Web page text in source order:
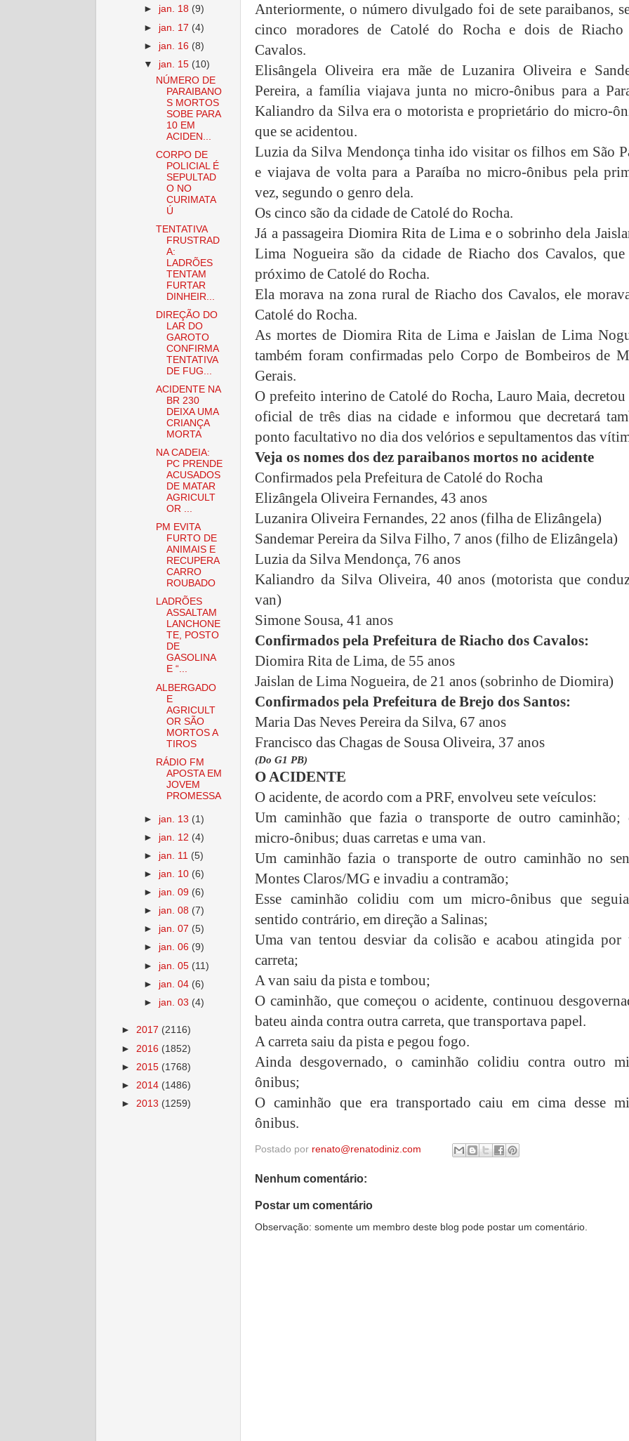
Anteriormente, o número divulgado foi de sete paraibanos,
cinco moradores de Catolé do Rocha e dois de Riacho
Cavalos.
Elisângela Oliveira era mãe de Luzanira Oliveira e
Pereira, a família viajava junta no micro-ônibus para a
Kaliandro da Silva era o motorista e proprietário do micro-
que se acidentou.
Luzia da Silva Mendonça tinha ido visitar os filhos em São
e viajava de volta para a Paraíba no micro-ônibus pela
vez, segundo o genro dela.
Os cinco são da cidade de Catolé do Rocha.
Já a passageira Diomira Rita de Lima e o sobrinho dela
Lima Nogueira são da cidade de Riacho dos Cavalos,
próximo de Catolé do Rocha.
Ela morava na zona rural de Riacho dos Cavalos, ele
Catolé do Rocha.
As mortes de Diomira Rita de Lima e Jaislan de Lima
também foram confirmadas pelo Corpo de Bombeiros de
Gerais.
O prefeito interino de Catolé do Rocha, Lauro Maia,
oficial de três dias na cidade e informou que decretará
ponto facultativo no dia dos velórios e sepultamentos das
Veja os nomes dos dez paraibanos mortos no acidente
Confirmados pela Prefeitura de Catolé do Rocha
Elizângela Oliveira Fernandes, 43 anos
Luzanira Oliveira Fernandes, 22 anos (filha de Elizângela)
Sandemar Pereira da Silva Filho, 7 anos (filho de Elizângela)
Luzia da Silva Mendonça, 76 anos
Kaliandro da Silva Oliveira, 40 anos (motorista que
van)
Simone Sousa, 41 anos
Confirmados pela Prefeitura de Riacho dos Cavalos:
Diomira Rita de Lima, de 55 anos
Jaislan de Lima Nogueira, de 21 anos (sobrinho de Diomira)
Confirmados pela Prefeitura de Brejo dos Santos:
Maria Das Neves Pereira da Silva, 67 anos
Francisco das Chagas de Sousa Oliveira, 37 anos
(Do G1 PB)
O ACIDENTE
O acidente, de acordo com a PRF, envolveu sete veículos:
Um caminhão que fazia o transporte de outro caminhão;
micro-ônibus; duas carretas e uma van.
Um caminhão fazia o transporte de outro caminhão no
Montes Claros/MG e invadiu a contramão;
Esse caminhão colidiu com um micro-ônibus que
sentido contrário, em direção a Salinas;
Uma van tentou desviar da colisão e acabou atingida por
carreta;
A van saiu da pista e tombou;
O caminhão, que começou o acidente, continuou
bateu ainda contra outra carreta, que transportava papel.
A carreta saiu da pista e pegou fogo.
Ainda desgovernado, o caminhão colidiu contra outro
ônibus;
O caminhão que era transportado caiu em cima desse
ônibus.
Postado por renato@renatodiniz.com
Nenhum comentário:
Postar um comentário
Observação: somente um membro deste blog pode postar um comentário.
► jan. 18 (9)
► jan. 17 (4)
► jan. 16 (8)
▼ jan. 15 (10)
NÚMERO DE
PARAIBANO
S MORTOS
SOBE PARA
10 EM
ACIDEN...
CORPO DE
POLICIAL É
SEPULTAD
O NO
CURIMATA
Ú
TENTATIVA
FRUSTRAD
A:
LADRÕES
TENTAM
FURTAR
DINHEIR...
DIREÇÃO DO
LAR DO
GAROTO
CONFIRMA
TENTATIVA
DE FUG...
ACIDENTE NA
BR 230
DEIXA UMA
CRIANÇA
MORTA
NA CADEIA:
PC PRENDE
ACUSADOS
DE MATAR
AGRICULT
OR ...
PM EVITA
FURTO DE
ANIMAIS E
RECUPERA
CARRO
ROUBADO
LADRÕES
ASSALTAM
LANCHONE
TE, POSTO
DE
GASOLINA
E “...
ALBERGADO
E
AGRICULT
OR SÃO
MORTOS A
TIROS
RÁDIO FM
APOSTA EM
JOVEM
PROMESSA
► jan. 13 (1)
► jan. 12 (4)
► jan. 11 (5)
► jan. 10 (6)
► jan. 09 (6)
► jan. 08 (7)
► jan. 07 (5)
► jan. 06 (9)
► jan. 05 (11)
► jan. 04 (6)
► jan. 03 (4)
► 2017 (2116)
► 2016 (1852)
► 2015 (1768)
► 2014 (1486)
► 2013 (1259)